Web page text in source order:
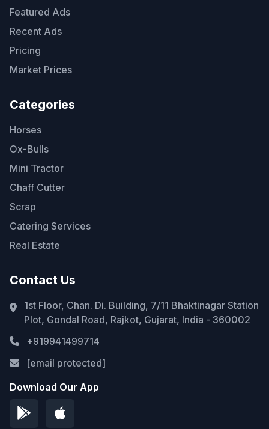
Featured Ads
Recent Ads
Pricing
Market Prices
Categories
Horses
Ox-Bulls
Mini Tractor
Chaff Cutter
Scrap
Catering Services
Real Estate
Contact Us
1st Floor, Chan. Di. Building, 7/11 Bhaktinagar Station
Plot, Gondal Road, Rajkot, Gujarat, India - 360002
+919941499714
[email protected]
Download Our App